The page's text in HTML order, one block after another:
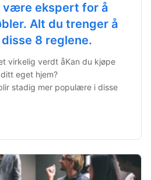
være ekspert for å
Alt du trenger å
8 reglene.
virkelig verdt åKan du kjøpe
eget hjem?
stadig mer populære i disse